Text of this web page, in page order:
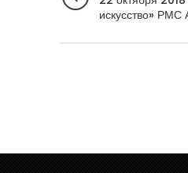
искусство»